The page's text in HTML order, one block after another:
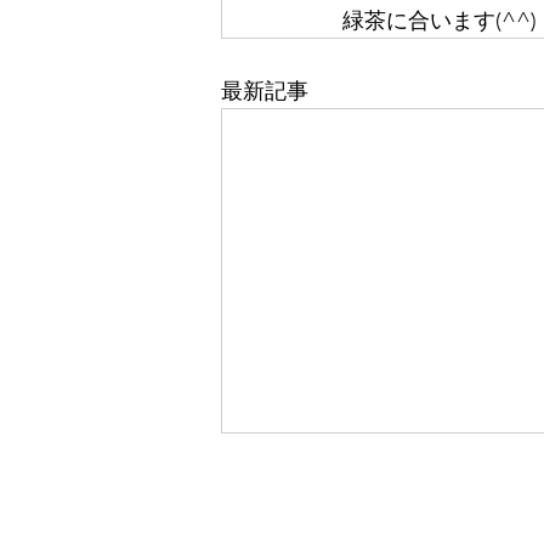
緑茶に合います(^^)
最新記事